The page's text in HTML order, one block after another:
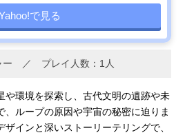
で見る
ー ／ プレイ人数：1人
や環境を探索し、古代文明の遺跡や未
、ループの原因や宇宙の秘密に迫りま
インと深いストーリーテリングで、